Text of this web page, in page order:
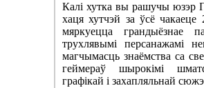
Калі хутка вы рашучы юзэр
хаця хутчэй за ўсё
мяркуецца грандыёзнае
трухлявымі персанажамі
магчымасць знаёмства са
геймераў шырокімі
графікай і захапляльнай